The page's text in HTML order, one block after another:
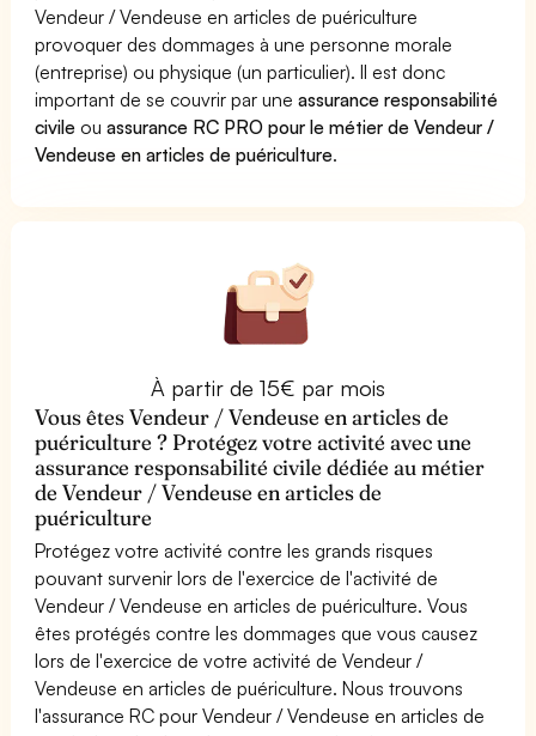
Vendeur / Vendeuse en articles de puériculture
provoquer des dommages à une personne morale
(entreprise) ou physique (un particulier). Il est donc
important de se couvrir par uneassurance responsabilité
civile ouassurance RC PRO pour le métier de Vendeur /
Vendeuse en articles de puériculture.
À partir de 15€ par mois
Vous êtes Vendeur / Vendeuse en articles de
puériculture ? Protégez votre activité avec une
assurance responsabilité civile dédiée au métier
de Vendeur / Vendeuse en articles de
puériculture
Protégez votre activité contre les grands risques
pouvant survenir lors de l'exercice de l'activité de
Vendeur / Vendeuse en articles de puériculture. Vous
êtes protégés contre les dommages que vous causez
lors de l'exercice de votre activité de Vendeur /
Vendeuse en articles de puériculture. Nous trouvons
l'assurance RC pour Vendeur / Vendeuse en articles de